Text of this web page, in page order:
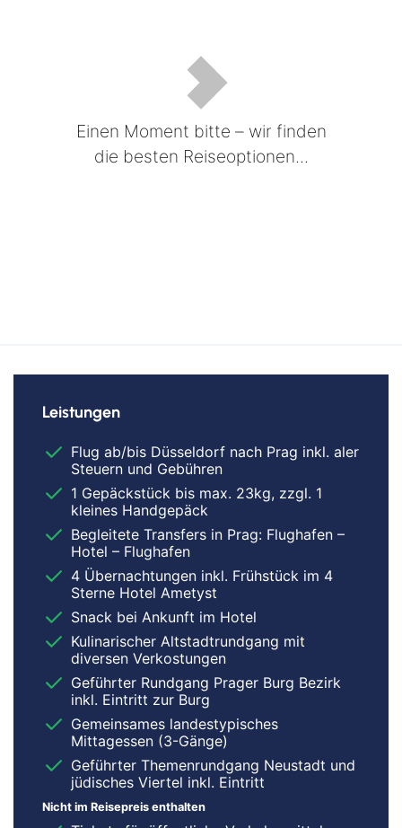
Einen Moment bitte – wir finden
die besten Reiseoptionen...
Leistungen
Flug ab/bis Düsseldorf nach Prag inkl. aler
Steuern und Gebühren
1 Gepäckstück bis max. 23kg, zzgl. 1
kleines Handgepäck
Begleitete Transfers in Prag: Flughafen –
Hotel – Flughafen
4 Übernachtungen inkl. Frühstück im 4
Sterne Hotel Ametyst
Snack bei Ankunft im Hotel
Kulinarischer Altstadtrundgang mit
diversen Verkostungen
Geführter Rundgang Prager Burg Bezirk
inkl. Eintritt zur Burg
Gemeinsames landestypisches
Mittagessen (3-Gänge)
Geführter Themenrundgang Neustadt und
jüdisches Viertel inkl. Eintritt
Nicht im Reisepreis enthalten